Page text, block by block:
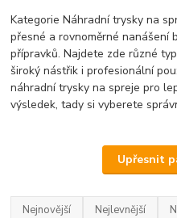
Kategorie Náhradní trysky na
přesné a rovnoměrné nanášení
přípravků. Najdete zde různé
široký nástřik i profesionální
náhradní trysky na spreje pro
výsledek, tady si vyberete
Upřesnit
Nejnovější Nejlevnější